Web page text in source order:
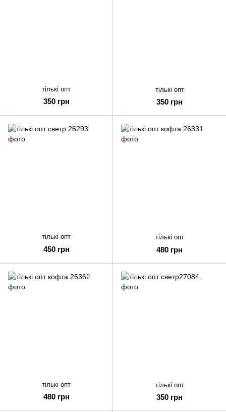
тількі опт
350 грн
тількі опт
350 грн
тількі опт
450 грн
тількі опт
480 грн
тількі опт
480 грн
тількі опт
350 грн